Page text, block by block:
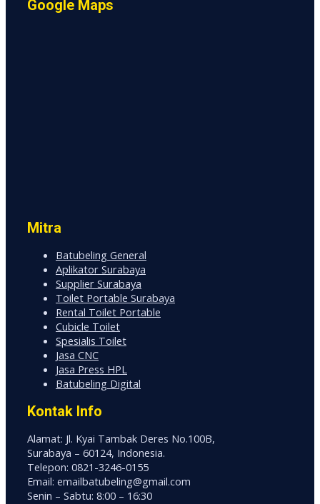
Google Maps
Mitra
Batubeling General
Aplikator Surabaya
Supplier Surabaya
Toilet Portable Surabaya
Rental Toilet Portable
Cubicle Toilet
Spesialis Toilet
Jasa CNC
Jasa Press HPL
Batubeling Digital
Kontak Info
Alamat: Jl. Kyai Tambak Deres No.100B,
Surabaya – 60124, Indonesia.
Telepon: 0821-3246-0155
Email: emailbatubeling@gmail.com
Senin – Sabtu: 8:00 – 16:30